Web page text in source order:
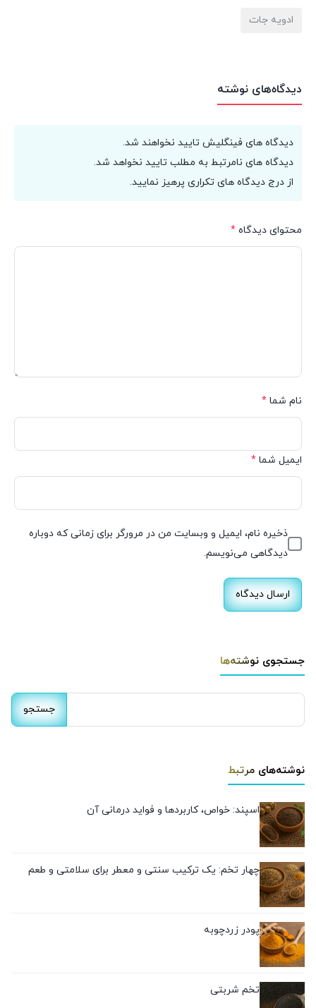
جستجوی نوشته‌ها
برای:
نوشته‌های مرتبط
اسپند: خواص، کاربردها و فواید درمانی آن
چهار تخم: یک ترکیب سنتی و معطر برای سلامتی و طعم
پودر زردچوبه
تخم شربتی
ادویه جات
دیدگاه‌های نوشته
دیدگاه های فینگلیش تایید نخواهند شد.
دیدگاه های نامرتبط به مطلب تایید نخواهد شد.
از درج دیدگاه های تکراری پرهیز نمایید.
محتوای دیدگاه *
نام شما *
ایمیل شما *
ذخیره نام، ایمیل و وبسایت من در مرورگر برای زمانی که دوباره
دیدگاهی می‌نویسم.